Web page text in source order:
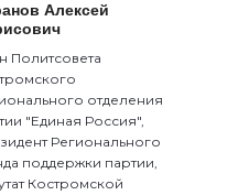
Алексей
Политсовета
отделения
"Единая Россия",
Регионального
поддержки партии,
Костромской